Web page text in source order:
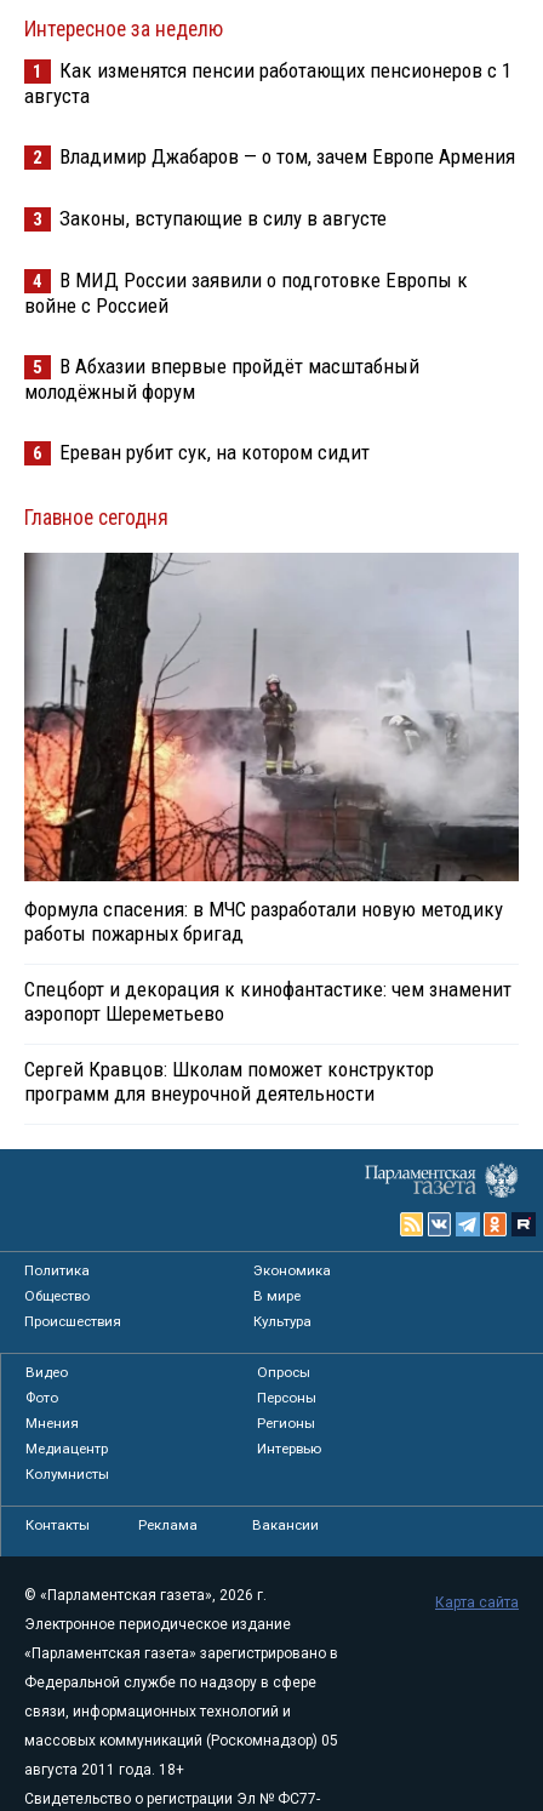
Интересное за неделю
1
Как изменятся пенсии работающих пенсионеров с 1
августа
2 Владимир Джабаров — о том, зачем Европе Армения
3 Законы, вступающие в силу в августе
4
В МИД России заявили о подготовке Европы к
войне с Россией
5
В Абхазии впервые пройдёт масштабный
молодёжный форум
6 Ереван рубит сук, на котором сидит
Главное сегодня
Формула спасения: в МЧС разработали новую методику
работы пожарных бригад
Спецборт и декорация к кинофантастике: чем знаменит
аэропорт Шереметьево
Сергей Кравцов: Школам поможет конструктор
программ для внеурочной деятельности
Политика
Экономика
Общество
В мире
Происшествия
Культура
Видео
Опросы
Фото
Персоны
Мнения
Регионы
Медиацентр
Интервью
Колумнисты
Контакты Реклама Вакансии
© «Парламентская газета», 2026 г.
Электронное периодическое издание
«Парламентская газета» зарегистрировано в
Федеральной службе по надзору в сфере
связи, информационных технологий и
массовых коммуникаций (Роскомнадзор) 05
августа 2011 года. 18+
Свидетельство о регистрации Эл № ФС77-
Карта сайта